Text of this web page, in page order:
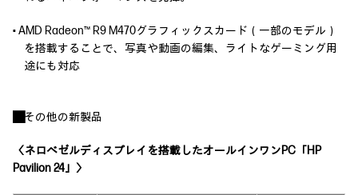
• AMD Radeon™ R9 M470グラフィックスカード（一部のモデル）
を搭載することで、写真や動画の編集、ライトなゲーミング用
途にも対応
■その他の新製品
〈ネロベゼルディスプレイを搭載したオールインワンPC「HP
Pavilion 24」〉